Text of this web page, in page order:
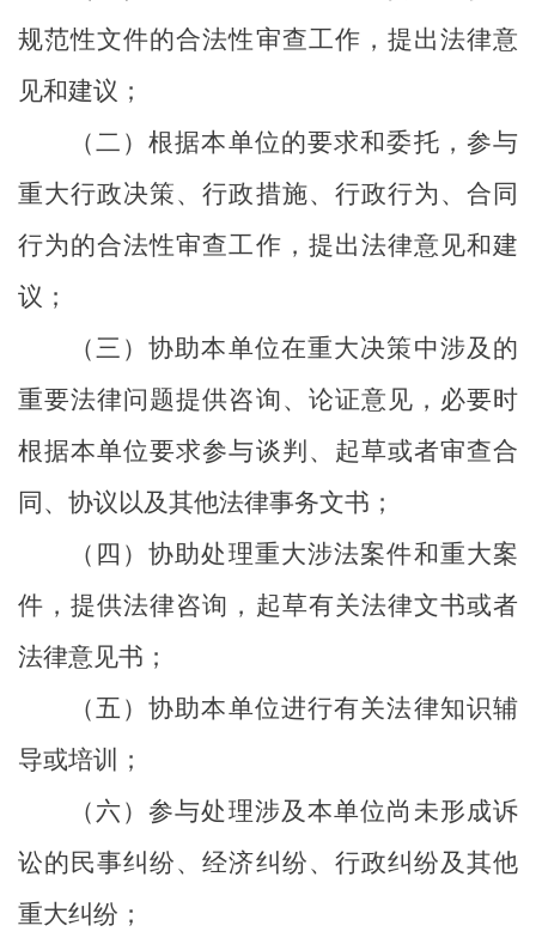
规范性文件的合法性审查工作，提出法律意
见和建议；
（二）根据本单位的要求和委托，参与
重大行政决策、行政措施、行政行为、合同
行为的合法性审查工作，提出法律意见和建
议；
（三）协助本单位在重大决策中涉及的
重要法律问题提供咨询、论证意见，必要时
根据本单位要求参与谈判、起草或者审查合
同、协议以及其他法律事务文书；
（四）协助处理重大涉法案件和重大案
件，提供法律咨询，起草有关法律文书或者
法律意见书；
（五）协助本单位进行有关法律知识辅
导或培训；
（六）参与处理涉及本单位尚未形成诉
讼的民事纠纷、经济纠纷、行政纠纷及其他
重大纠纷；